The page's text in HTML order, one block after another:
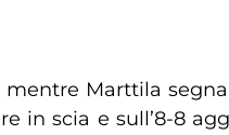
mentre Marttila
in scia e sull’8-8